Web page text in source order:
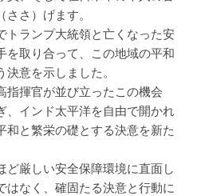
さ）げます。
ランプ大統領と亡くなった安
を取り合って、この地域の平和
意を示しました。
揮官が並び立ったこの機会
、インド太平洋を自由で開かれ
和と繁栄の礎とする決意を新た
厳しい安全保障環境に直面し
はなく、確固たる決意と行動に